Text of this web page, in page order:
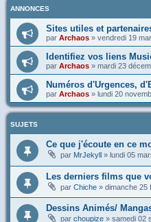
ANNONCES
Sites utiles et
par Archaos » vendredi 19
Identifiez vos liens
par Archaos » mardi 23
Numéros d'Urgences,
par Archaos » lundi 20
SUJETS
Ce que j'écoute en ce
par MrJekyll » lundi 05
Les derniers films que
par Chiche » dimanche 25
Dessins Animés/
par choupize » samedi 02